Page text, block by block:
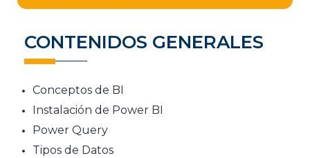
CONTENIDOS GENERALES
Conceptos de BI
Instalación de Power BI
Power Query
Tipos de Datos